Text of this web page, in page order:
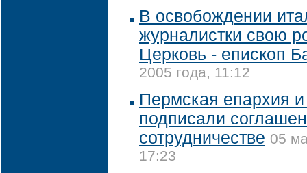
В освобождении
журналистки свою
Церковь - епископ
2005 года, 11:12
Пермская епархия
подписали
сотрудничестве 05
17:23